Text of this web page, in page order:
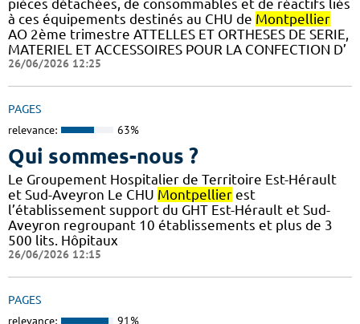
pièces détachées, de consommables et de réactifs liés
à ces équipements destinés au CHU de Montpellier
AO 2ème trimestre ATTELLES ET ORTHESES DE SERIE,
MATERIEL ET ACCESSOIRES POUR LA CONFECTION D’
26/06/2026 12:25
PAGES
relevance: 63%
Qui sommes-nous ?
Le Groupement Hospitalier de Territoire Est-Hérault
et Sud-Aveyron Le CHU Montpellier est
l’établissement support du GHT Est-Hérault et Sud-
Aveyron regroupant 10 établissements et plus de 3
500 lits. Hôpitaux
26/06/2026 12:15
PAGES
relevance: 91%